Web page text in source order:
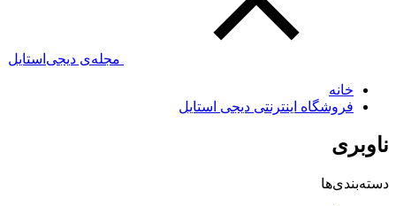
مجله‌ی دیجی‌استایل
خانه
فروشگاه اینترنتی دیجی استایل
ناوبری
دسته‌بندی‌ها